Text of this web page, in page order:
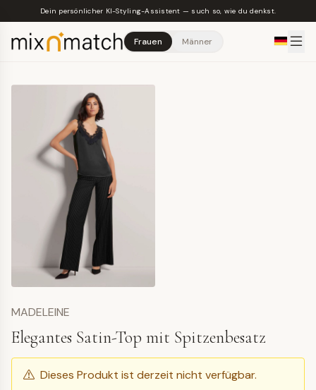
Skip to main content
Dein persönlicher KI-Styling-Assistent — such so, wie du denkst.
Frauen Männer
MADELEINE
Elegantes Satin-Top mit Spitzenbesatz
Dieses Produkt ist derzeit nicht verfügbar.